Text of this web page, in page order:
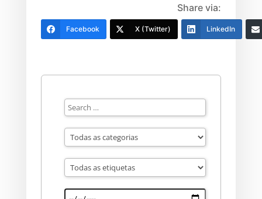
Share via:
Facebook X (Twitter) LinkedIn